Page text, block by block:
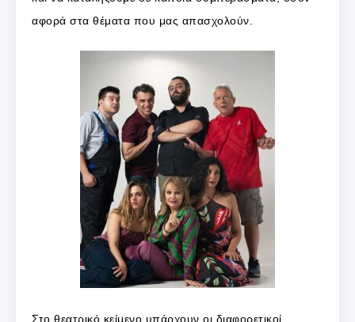
αφορά στα θέματα που μας απασχολούν.
Στο θεατρικό κείμενο υπάρχουν οι διαφορετικοί